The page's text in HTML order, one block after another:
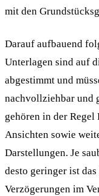
mit den
Darauf aufbauend
Unterlagen sind auf
abgestimmt und
nachvollziehbar und
gehören in der Regel
Ansichten sowie
Darstellungen. Je
desto geringer ist
Verzögerungen im